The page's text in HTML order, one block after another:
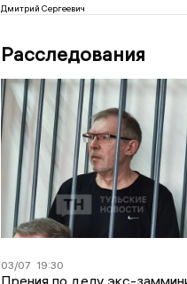
Дмитрий Сергеевич
Расследования
03/07 19:30
Прения по делу экс-